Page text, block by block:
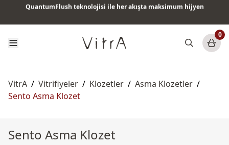
QuantumFlush teknolojisi ile her akışta maksimum hijyen
0
VitrA / Vitrifiyeler / Klozetler / Asma Klozetler /
Sento Asma Klozet
Sento Asma Klozet